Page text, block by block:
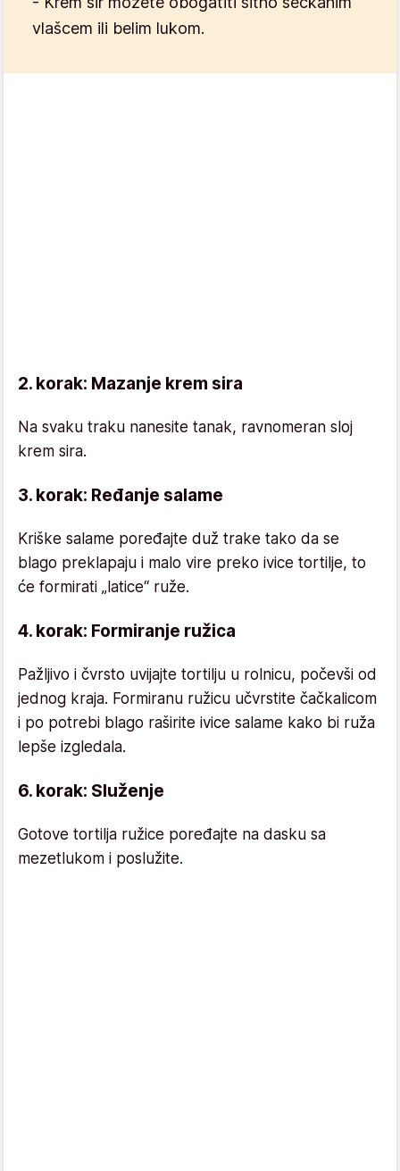
vlašcem ili belim lukom.
2. korak: Mazanje krem sira
Na svaku traku nanesite tanak, ravnomeran sloj
krem sira.
3. korak: Ređanje salame
Kriške salame poređajte duž trake tako da se
blago preklapaju i malo vire preko ivice tortilje, to
će formirati „latice“ ruže.
4. korak: Formiranje ružica
Pažljivo i čvrsto uvijajte tortilju u rolnicu, počevši od
jednog kraja. Formiranu ružicu učvrstite čačkalicom
i po potrebi blago raširite ivice salame kako bi ruža
lepše izgledala.
6. korak: Služenje
Gotove tortilja ružice poređajte na dasku sa
mezetlukom i poslužite.